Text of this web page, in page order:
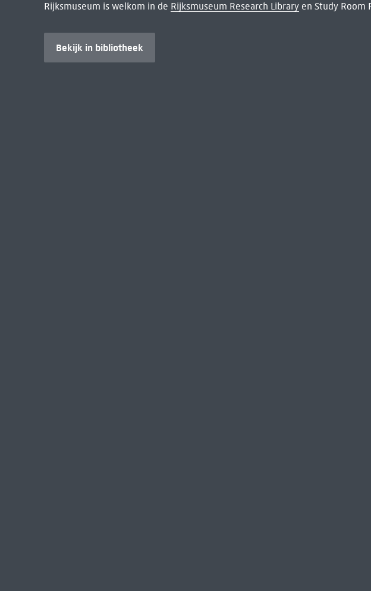
Rijksmuseum is welkom in de Rijksmuseum Research Libraryen Study Room
Bekijk in bibliotheek